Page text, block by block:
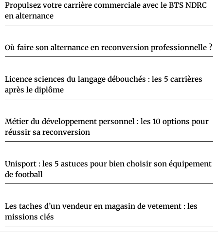
Propulsez votre carrière commerciale avec le BTS NDRC
en alternance
Où faire son alternance en reconversion professionnelle ?
Licence sciences du langage débouchés : les 5 carrières
après le diplôme
Métier du développement personnel : les 10 options pour
réussir sa reconversion
Unisport : les 5 astuces pour bien choisir son équipement
de football
Les taches d’un vendeur en magasin de vetement : les
missions clés